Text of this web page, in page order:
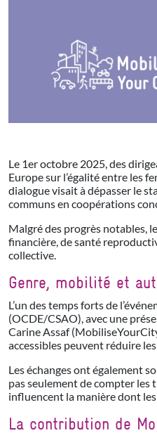
Le 1er octobre 2025, des
Europe sur l’égalité entre les
dialogue visait à dépasser le
communs en coopérations
Malgré des progrès notables,
financière, de santé
collective.
Genre, mobilité et
L’un des temps forts de
(OCDE/CSAO), avec une
Carine Assaf
accessibles peuvent réduire
Les échanges ont également
pas seulement de compter les
influencent la manière dont
La contribution de